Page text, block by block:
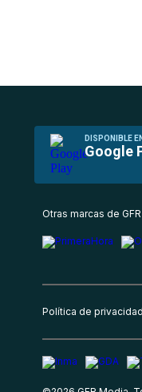
DISPONIBLE EN
Google
Otras marcas de
Política de privacidad